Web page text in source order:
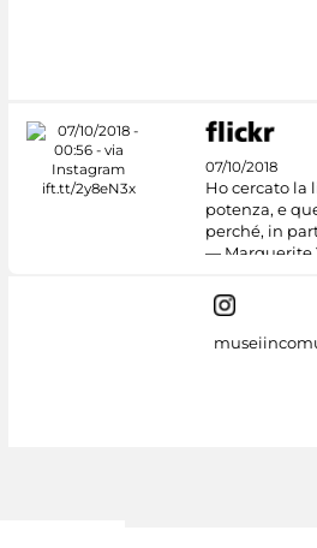
07/10/2018
Ho cercato la
potenza, e
perché, in
— Marguerite